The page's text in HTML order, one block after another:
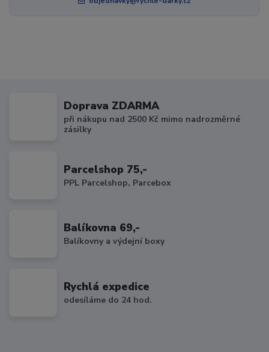
Doprava ZDARMA
při nákupu nad 2500 Kč mimo nadrozměrné
zásilky
Parcelshop 75,-
PPL Parcelshop, Parcebox
Balíkovna 69,-
Balíkovny a výdejní boxy
Rychlá expedice
odesíláme do 24 hod.